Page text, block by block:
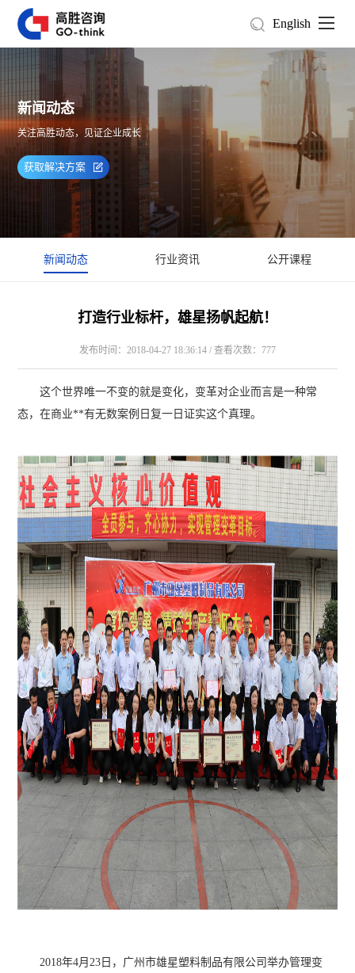
English
新闻动态
关注高胜动态，见证企业成长
获取解决方案
新闻动态 行业资讯 公开课程
打造行业标杆，雄星扬帆起航！
发布时间：2018-04-27 18:36:14 / 查看次数：777
这个世界唯一不变的就是变化，变革对企业而言是一种常
态，在商业**有无数案例日复一日证实这个真理。
2018年4月23日，广州市雄星塑料制品有限公司举办管理变